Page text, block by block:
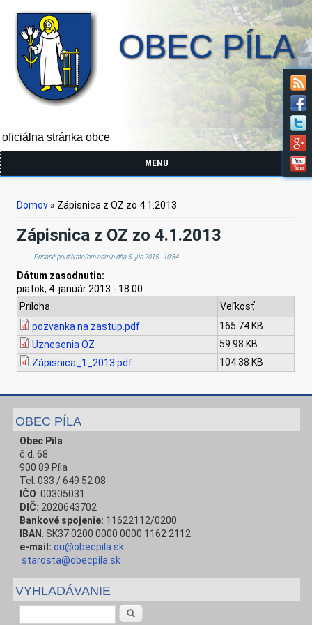
OBEC PÍLA
oficiálna stránka obce
MENU
Nachádzate sa tu
Domov » Zápisnica z OZ zo 4.1.2013
Zápisnica z OZ zo 4.1.2013
Pridané používateľomadmindňa 5. jún 2015 - 10:34
Dátum zasadnutia:
piatok, 4. január 2013 - 18:00
Príloha
Veľkosť
pozvanka na zastup.pdf
165.74 KB
Uznesenia OZ
59.98 KB
Zápisnica_1_2013.pdf
104.38 KB
OBEC PÍLA
Obec Píla
č.d. 68
900 89 Píla
Tel: 033 / 649 52 08
IČO: 00305031
DIČ: 2020643702
Bankové spojenie: 11622112/0200
IBAN : SK37 0200 0000 0000 1162 2112
e-mail: ou@obecpila.sk
starosta@obecpila.sk
VYHLADÁVANIE